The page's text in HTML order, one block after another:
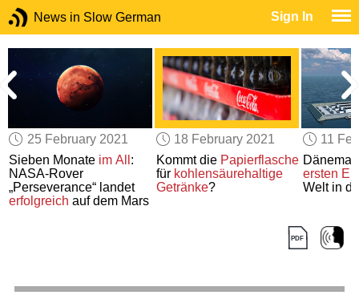
News in Slow German Sign In
25 February 2021
Sieben Monate im All :
NASA-Rover
„Perseverance“ landet
erfolgreich auf dem Mars
18 February 2021
Kommt die Papierflasche
für kohlensäurehaltige
Getränke?
11
ersten
Welt in